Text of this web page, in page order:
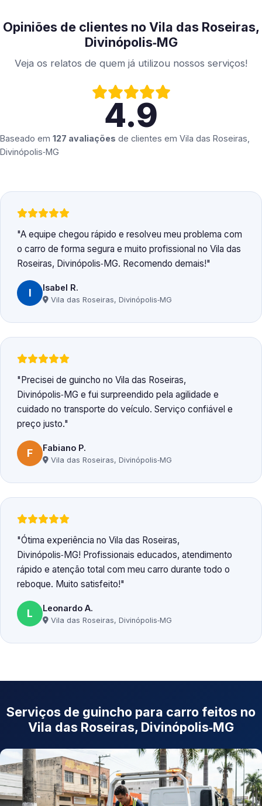
Opiniões de clientes no Vila das Roseiras,
Divinópolis‑MG
Veja os relatos de quem já utilizou nossos serviços!
4.9
Baseado em 127 avaliações de clientes em Vila das Roseiras,
Divinópolis‑MG
A equipe chegou rápido e resolveu meu problema com
o carro de forma segura e muito profissional no Vila das
Roseiras, Divinópolis‑MG. Recomendo demais!
I Isabel R.
Vila das Roseiras, Divinópolis‑MG
Precisei de guincho no Vila das Roseiras,
Divinópolis‑MG e fui surpreendido pela agilidade e
cuidado no transporte do veículo. Serviço confiável e
preço justo.
F Fabiano P.
Vila das Roseiras, Divinópolis‑MG
Ótima experiência no Vila das Roseiras,
Divinópolis‑MG! Profissionais educados, atendimento
rápido e atenção total com meu carro durante todo o
reboque. Muito satisfeito!
L Leonardo A.
Vila das Roseiras, Divinópolis‑MG
Serviços de guincho para carro feitos no
Vila das Roseiras, Divinópolis‑MG